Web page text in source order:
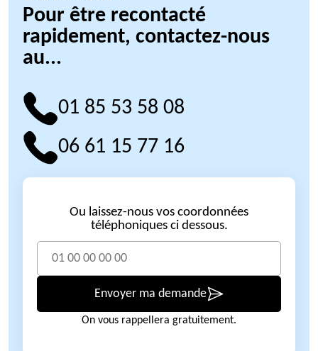
Pour être recontacté
rapidement, contactez-nous
au...
01 85 53 58 08
06 61 15 77 16
Ou laissez-nous vos coordonnées
téléphoniques ci dessous.
Envoyer ma demande
On vous rappellera gratuitement.